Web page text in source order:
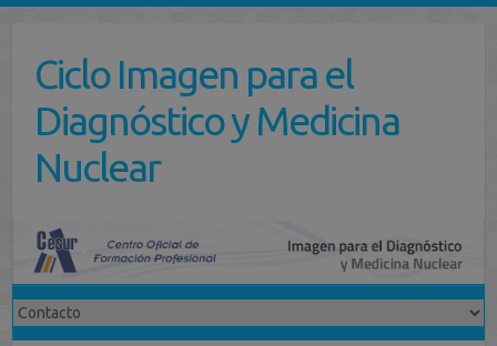
contenidoCiclo Imagen para el
Diagnóstico y Medicina
Nuclear